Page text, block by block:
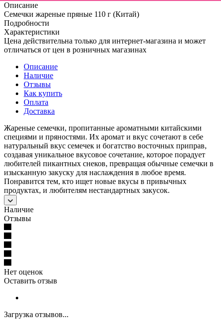
Описание
Семечки жареные пряные 110 г (Китай)
Подробности
Характеристики
Цена действительна только для интернет-магазина и может
отличаться от цен в розничных магазинах
Описание
Наличие
Отзывы
Как купить
Оплата
Доставка
Жареные семечки, пропитанные ароматными китайскими
специями и пряностями. Их аромат и вкус сочетают в себе
натуральный вкус семечек и богатство восточных приправ,
создавая уникальное вкусовое сочетание, которое порадует
любителей пикантных снеков, превращая обычные семечки в
изысканную закуску для наслаждения в любое время.
Понравится тем, кто ищет новые вкусы в привычных
продуктах, и любителям нестандартных закусок.
Наличие
Отзывы
Нет оценок
Оставить отзыв
Загрузка отзывов...